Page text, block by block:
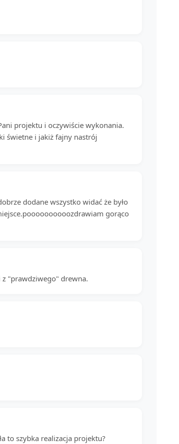
projektu i oczywiście wykonania.
świetne i jakiż fajny nastrój
dodane wszystko widać że było
gorąco
z "prawdziwego" drewna.
to szybka realizacja projektu?